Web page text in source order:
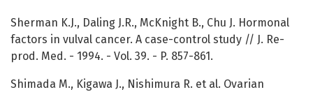
Sherman K.J., Daling J.R., McKnight B., Chu J. Hormonal
factors in vulval cancer. A case-control study // J. Re-
prod. Med. - 1994. - Vol. 39. - P. 857-861.
Shimada M., Kigawa J., Nishimura R. et al. Ovarian